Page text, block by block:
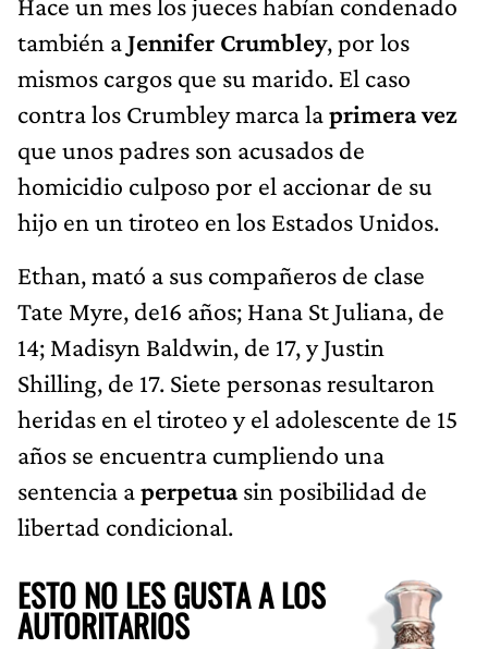
Hace un mes los jueces habían condenado
también aJennifer Crumbley, por los
mismos cargos que su marido. El caso
contra los Crumbley marca laprimera vez
que unos padres son acusados de
homicidio culposo por el accionar de su
hijo en un tiroteo en los Estados Unidos.
Ethan, mató a sus compañeros de clase
Tate Myre, de16 años; Hana St Juliana, de
14; Madisyn Baldwin, de 17, y Justin
Shilling, de 17. Siete personas resultaron
heridas en el tiroteo y el adolescente de 15
años se encuentra cumpliendo una
sentencia aperpetuasin posibilidad de
libertad condicional.
ESTO NO LES GUSTA A LOS
AUTORITARIOS